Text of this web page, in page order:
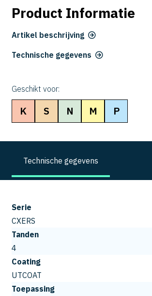
Product Informatie
Artikel beschrijving
Technische gegevens
Geschikt voor:
K S N M P
Technische gegevens
Serie
CXERS
Tanden
4
Coating
UTCOAT
Toepassing